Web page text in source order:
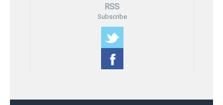
RSS
Subscribe